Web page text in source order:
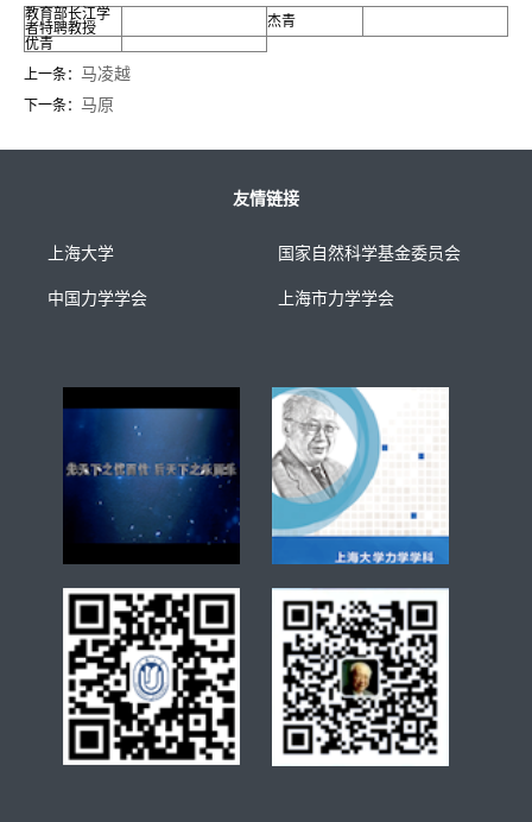
教育部长江学
者特聘教授
杰青
优青
上一条： 马凌越
下一条： 马原
友情链接
上海大学 国家自然科学基金委员会
中国力学学会 上海市力学学会